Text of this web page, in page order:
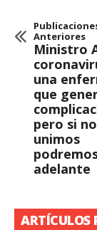
Anteriores
Ministro
una
que
pero si
unimos
adelante
ARTÍCULOS